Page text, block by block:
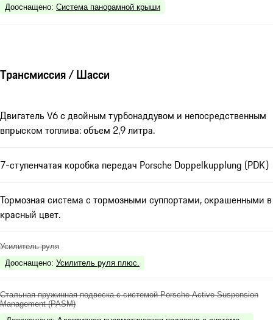
Дооснащено: Система панорамной крыши
Трансмиссия / Шасси
Двигатель V6 с двойным турбонаддувом и непосредственным
впрыском топлива: объем 2,9 литра.
7-ступенчатая коробка передач Porsche Doppelkupplung (PDK)
Тормозная система с тормозными суппортами, окрашенными в
красный цвет.
Усилитель руля
Дооснащено: Усилитель руля плюс.
Стальная пружинная подвеска с системой Porsche Active Suspension
Management (PASM)